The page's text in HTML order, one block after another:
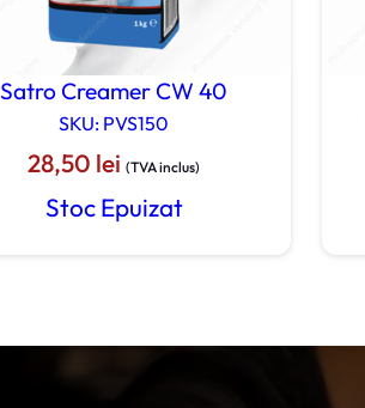
Satro Creamer CW 40
SKU: PVS150
28,50 lei (TVA inclus)
Stoc Epuizat